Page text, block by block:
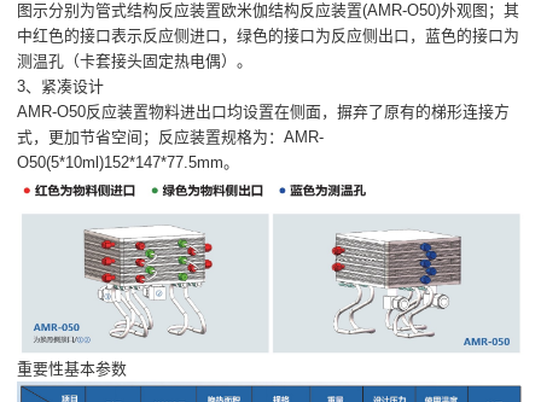
图示分别为管式结构反应装置欧米伽结构反应装置(AMR-O50)外观图；其
中红色的接口表示反应侧进口，绿色的接口为反应侧出口，蓝色的接口为
测温孔（卡套接头固定热电偶）。
3、紧凑设计
AMR-O50反应装置物料进出口均设置在侧面，摒弃了原有的梯形连接方
式，更加节省空间；反应装置规格为：AMR-
O50(5*10ml)152*147*77.5mm。
重要性基本参数